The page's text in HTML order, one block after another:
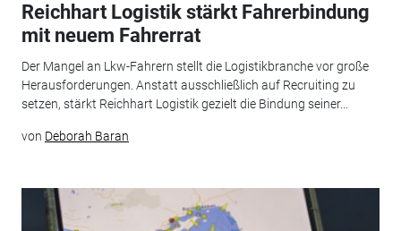
Reichhart Logistik stärkt Fahrerbindung
mit neuem Fahrerrat
Der Mangel an Lkw-Fahrern stellt die Logistikbranche vor große
Herausforderungen. Anstatt ausschließlich auf Recruiting zu
setzen, stärkt Reichhart Logistik gezielt die Bindung seiner...
von Deborah Baran